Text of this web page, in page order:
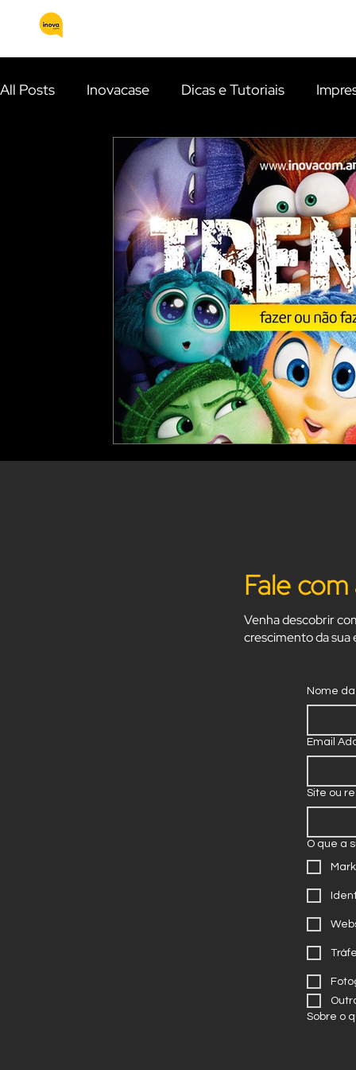
All Posts Inovacase Dicas e Tutoriais
Identidade Visual Apresentações Comerciais
E-mail Marketing Fotografia Publicitária
Inteligência Artificial (IA)
Gestão de tráfego
Fale com
Venha descobrir
crescimento da sua
Nome
Email
Site ou
O que a
Sobre o